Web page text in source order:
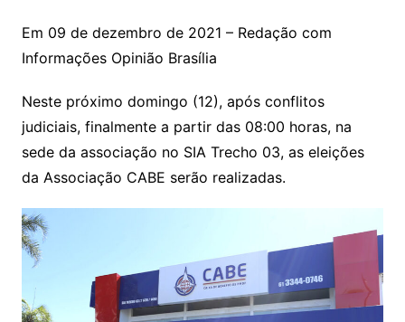
Em 09 de dezembro de 2021 – Redação com
Informações Opinião Brasília
Neste próximo domingo (12), após conflitos
judiciais, finalmente a partir das 08:00 horas, na
sede da associação no SIA Trecho 03, as eleições
da Associação CABE serão realizadas.